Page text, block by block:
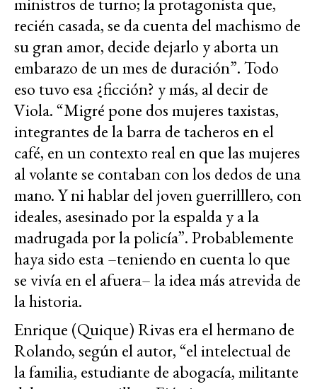
recién casada, se da cuenta del machismo de
su gran amor, decide dejarlo y aborta un
embarazo de un mes de duración”. Todo
eso tuvo esa ¿ficción? y más, al decir de
Viola. “Migré pone dos mujeres taxistas,
integrantes de la barra de tacheros en el
café, en un contexto real en que las mujeres
al volante se contaban con los dedos de una
mano. Y ni hablar del joven guerrilllero, con
ideales, asesinado por la espalda y a la
madrugada por la policía”. Probablemente
haya sido esta –teniendo en cuenta lo que
se vivía en el afuera– la idea más atrevida de
la historia.
Enrique (Quique) Rivas era el hermano de
Rolando, según el autor, “el intelectual de
la familia, estudiante de abogacía, militante